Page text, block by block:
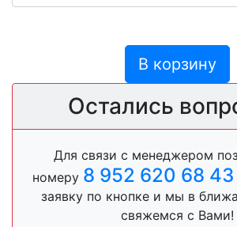
В корзину
Остались
Для связи с менеджером
номеру 8 952 620 68 43
заявку по кнопке и мы в
свяжемся с Вами!